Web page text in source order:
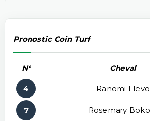
Pronostic Coin Turf
N° Cheval
4 Ranomi Flevo
7 Rosemary